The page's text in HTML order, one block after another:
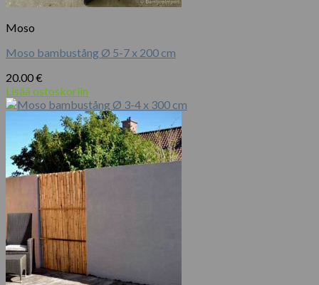
Moso
Moso bambustång Ø 5-7 x 200 cm
20.00€
Lisää ostoskoriin